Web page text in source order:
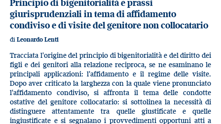
Principio di bigenitorialità e prassi
giurisprudenziali in tema di affidamento
condiviso e di visite del genitore non collocatario
di Leonardo Lenti
Tracciata l'origine del principio di bigenitorialità e del diritto dei
figli e dei genitori alla relazione reciproca, se ne esaminano le
principali applicazioni: l'affidamento e il regime delle visite.
Dopo aver criticato la larghezza con la quale viene pronunciato
l'affidamento condiviso, si affronta il tema delle condotte
ostative del genitore collocatario: si sottolinea la necessità di
distinguere attentamente tra quelle giustificate e quelle
ingiustificate e si segnalano i provvedimenti opportuni atti a